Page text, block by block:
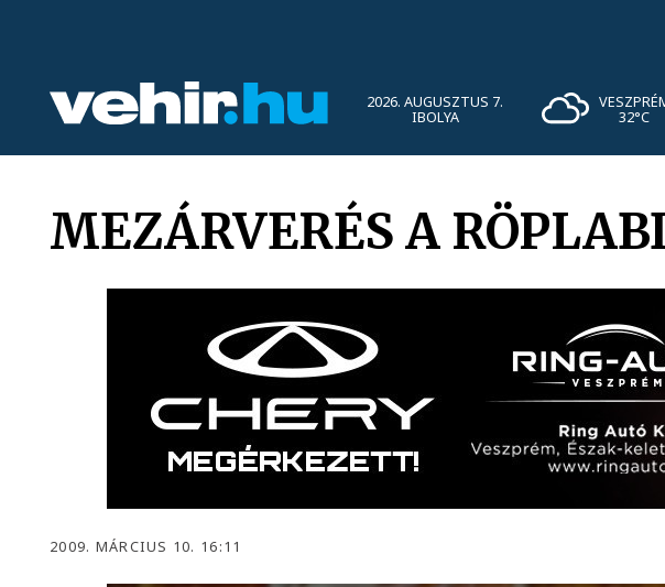
2026. AUGUSZTUS 7.
IBOLYA 32°C
MEZÁRVERÉS A
2009. MÁRCIUS 10. 16:11